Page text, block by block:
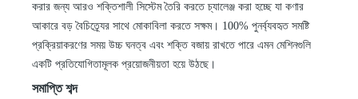
করার জন্য আরও শক্তিশালী সিস্টেম তৈরি করতে চ্যালেঞ্জ করা হচ্ছে যা কণার
আকারে বড় বৈচিত্র্যের সাথে মোকাবিলা করতে সক্ষম। 100% পুনর্ব্যবহৃত সমষ্টি
প্রক্রিয়াকরণের সময় উচ্চ ঘনত্ব এবং শক্তি বজায় রাখতে পারে এমন মেশিনগুলি
একটি প্রতিযোগিতামূলক প্রয়োজনীয়তা হয়ে উঠছে।
সমাপ্তি শব্দ